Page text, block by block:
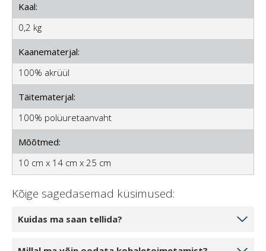
Kaal:
0,2 kg
Kaanematerjal:
100% akrüül
Täitematerjal:
100% polüuretaanvaht
Mõõtmed:
10 cm x 14 cm x 25 cm
Kõige sagedasemad küsimused:
Kuidas ma saan tellida?
Valige toodete kogus, mida soovite tellida, klõpsates 1